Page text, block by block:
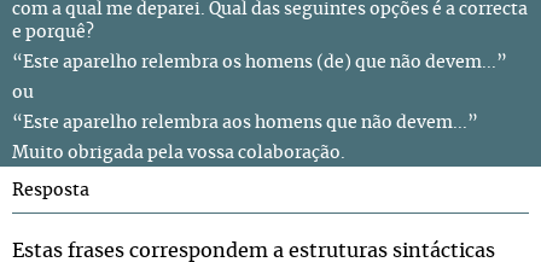
com a qual me deparei. Qual das seguintes opções é a correcta
e porquê?
“Este aparelho relembra os homens (de) que não devem...”
ou
“Este aparelho relembra aos homens que não devem...”
Muito obrigada pela vossa colaboração.
Resposta
Estas frases correspondem a estruturas sintácticas